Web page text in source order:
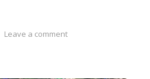
Leave a comment